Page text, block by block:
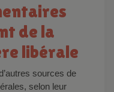
de la
libérale
selon leur